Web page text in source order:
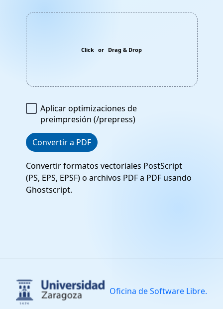
Click or Drag & Drop
Aplicar optimizaciones de
preimpresión (/prepress)
Convertir a PDF
Convertir formatos vectoriales PostScript
(PS, EPS, EPSF) o archivos PDF a PDF usando
Ghostscript.
Oficina de Software Libre.